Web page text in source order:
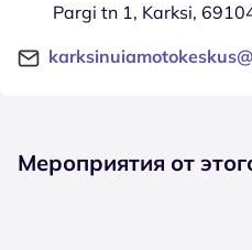
Pargi tn 1, Karksi,
Мероприятия от